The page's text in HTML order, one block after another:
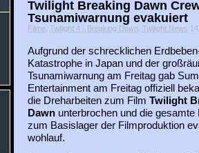
Twilight Breaking Dawn
Tsunamiwarnung evakuiert
Filme, Twilight 4 - Breaking Dawn, Twilight News
Aufgrund der schrecklichen
Katastrophe in Japan und der
Tsunamiwarnung am Freitag gab
Entertainment am Freitag offiziell
die Dreharbeiten zum Film Twilight
Dawnunterbrochen und die gesamte
zum Basislager der Filmproduktion
wohlauf.